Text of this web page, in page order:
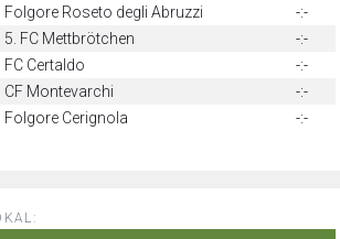
Folgore Roseto degli Abruzzi
-:-
5. FC Mettbrötchen
-:-
FC Certaldo
-:-
CF Montevarchi
-:-
Folgore Cerignola -:-